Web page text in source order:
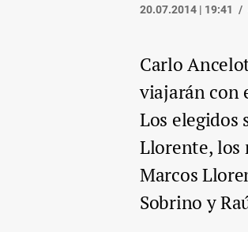
20.07.2014 | 19:41
Carlo
viajarán con
Los elegidos
Llorente, los
Marcos
Sobrino y